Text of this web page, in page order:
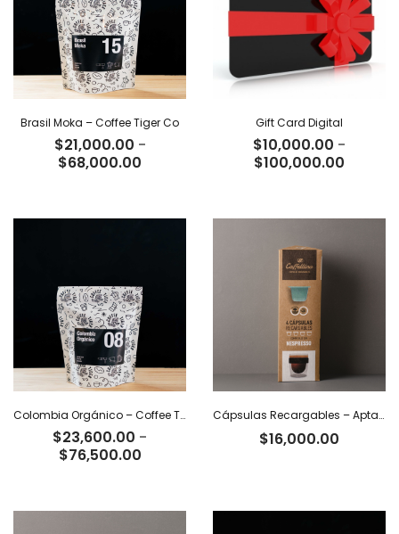
Brasil Moka – Coffee Tiger Co
$21,000.00 -
$68,000.00
desde
Gift Card Digital
$10,000.00 -
$100,000.00
desde
Colombia Orgánico – Coffee Tiger Co
$23,600.00 -
$76,500.00Rango
desde
Cápsulas Recargables – Aptas Nespresso x 4
$16,000.00